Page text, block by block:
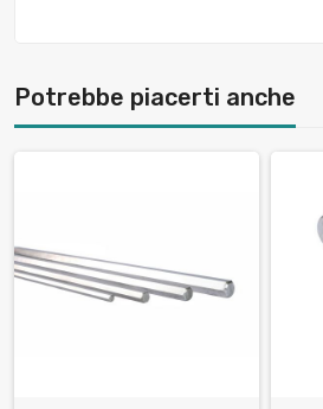
Potrebbe piacerti anche